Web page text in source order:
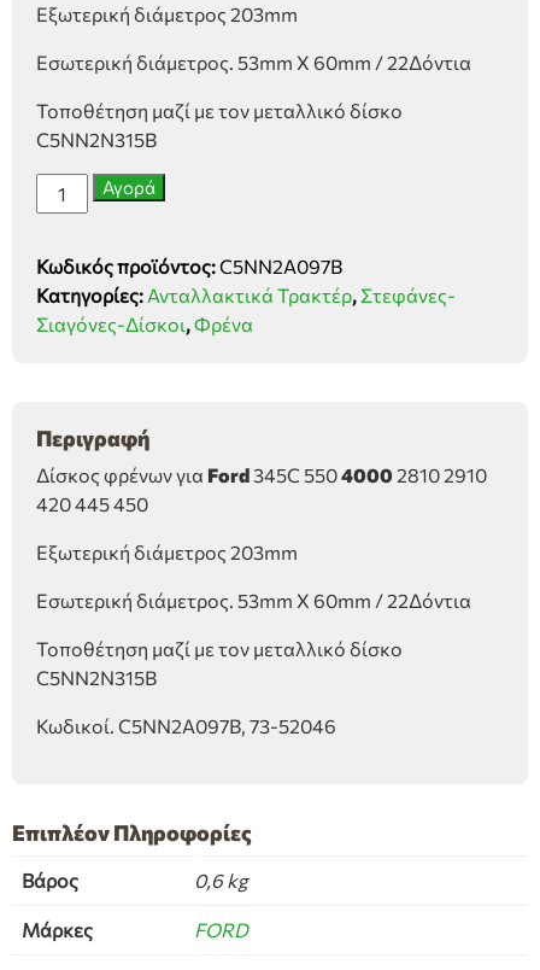
Εξωτερική διάμετρος 203mm
Εσωτερική διάμετρος. 53mm X 60mm / 22Δόντια
Τοποθέτηση μαζί με τον μεταλλικό δίσκο
C5NN2N315B
Δίσκος
φρένων
4000
ποσότητα
Αγορά
Κωδικός προϊόντος:C5NN2A097B
Κατηγορίες: Ανταλλακτικά Τρακτέρ, Στεφάνες-
Σιαγόνες-Δίσκοι,Φρένα
Περιγραφή
Δίσκος φρένων για Ford345C 55040002810 2910
420 445 450
Εξωτερική διάμετρος 203mm
Εσωτερική διάμετρος. 53mm X 60mm / 22Δόντια
Τοποθέτηση μαζί με τον μεταλλικό δίσκο
C5NN2N315B
Κωδικοί. C5NN2A097B, 73-52046
Επιπλέον Πληροφορίες
Βάρος 0,6 kg
Μάρκες FORD